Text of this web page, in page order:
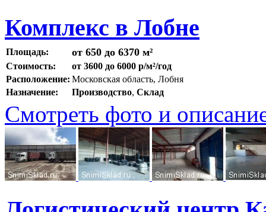
Комплекс в Лобне
Площадь: от 650 до 6370 м²
Стоимость:
от 3600 до 6000 р/м²/год
Расположение: Московская область, Лобня
Назначение:
Производство, Склад
Смотреть фото и